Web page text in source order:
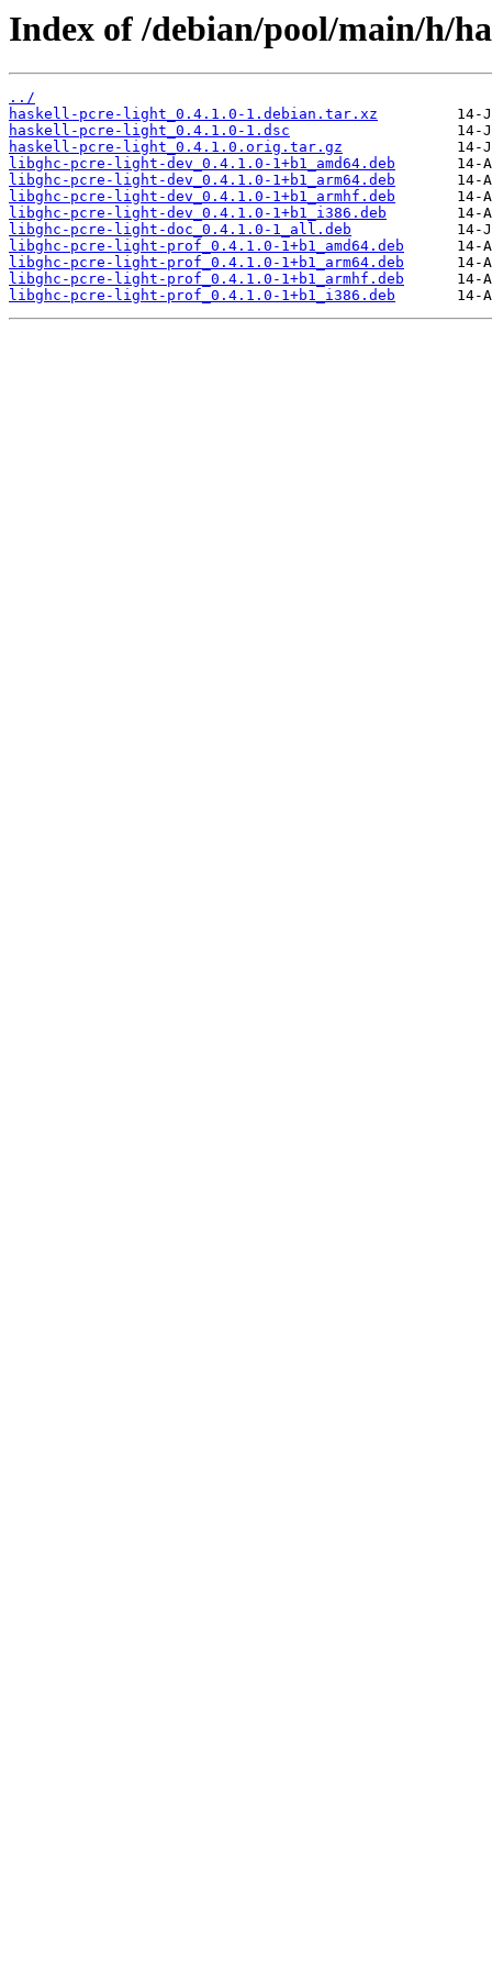
Index of /debian/pool/main/h/
../
haskell-pcre-light_0.4.1.0-1.debian.tar.xz
haskell-pcre-light_0.4.1.0-1.dsc
haskell-pcre-light_0.4.1.0.orig.tar.gz
libghc-pcre-light-dev_0.4.1.0-1+b1_amd64.deb
libghc-pcre-light-dev_0.4.1.0-1+b1_arm64.deb
libghc-pcre-light-dev_0.4.1.0-1+b1_armhf.deb
libghc-pcre-light-dev_0.4.1.0-1+b1_i386.deb
libghc-pcre-light-doc_0.4.1.0-1_all.deb
libghc-pcre-light-prof_0.4.1.0-1+b1_amd64.deb
libghc-pcre-light-prof_0.4.1.0-1+b1_arm64.deb
libghc-pcre-light-prof_0.4.1.0-1+b1_armhf.deb
libghc-pcre-light-prof_0.4.1.0-1+b1_i386.deb